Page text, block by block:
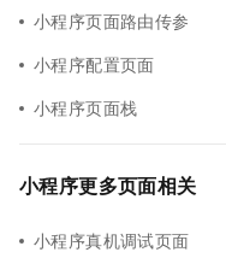
小程序页面路由传参
小程序配置页面
小程序页面栈
小程序更多页面相关
小程序真机调试页面